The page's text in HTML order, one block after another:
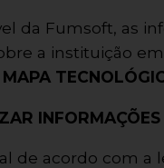
da Fumsoft, as
a instituição
MAPA
INFORMAÇÕES
de acordo com a